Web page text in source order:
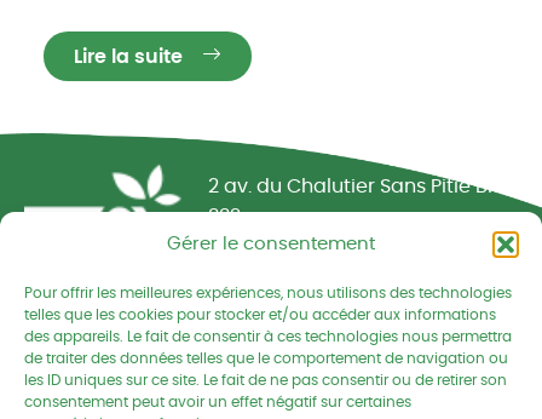
Gérer le consentement
Pour offrir les meilleures expériences, nous utilisons des technologies
telles que les cookies pour stocker et/ou accéder aux informations
des appareils. Le fait de consentir à ces technologies nous permettra
de traiter des données telles que le comportement de navigation ou
les ID uniques sur ce site. Le fait de ne pas consentir ou de retirer son
consentement peut avoir un effet négatif sur certaines
Lire la suite
Réseau CIVAM - Campagnes vivantes
2 av. du Chalutier Sans Pitié BP
332
22190 PLERIN cedex
02 96 74 75 50
cedapa@wanadoo.fr
Retrouvez-nous sur Facebook
Retrouvez-nous sur
Retrouvez-